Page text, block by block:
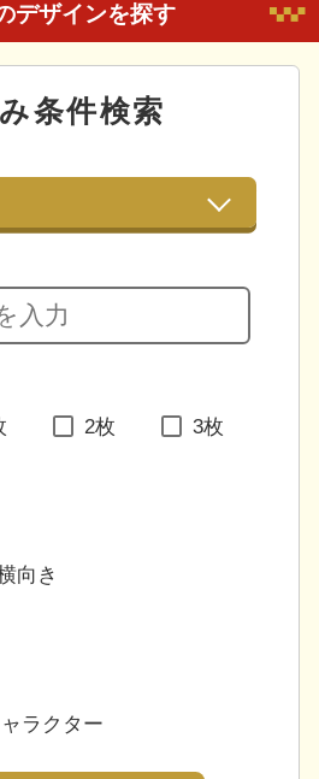
デザインを探す
条件検索
2枚 3枚
向き
ラクター